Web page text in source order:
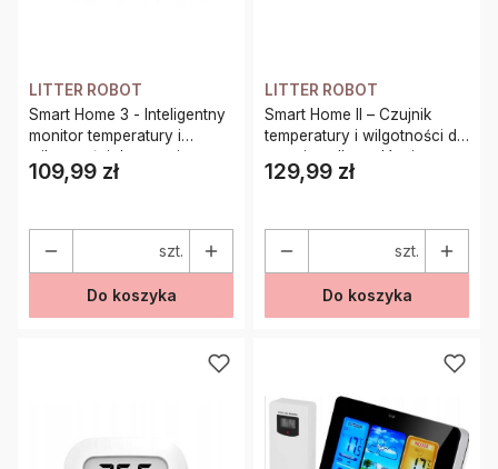
LITTER ROBOT
Smart Home 3 - Inteligentny
monitor temperatury i
wilgotności do terrarium
Cena
109,99 zł
szt.
Do koszyka
LITTER ROBOT
Smart Home II – Czujnik
temperatury i wilgotności do
terrarium dla gadów i
płazów
Cena
129,99 zł
szt.
Do koszyka